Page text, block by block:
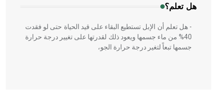
هل تعلم؟
- هل تعلم أن الإبل تستطيع البقاء على قيد الحياة حتى لو فقدت
40% من ماء جسمها ويعود ذلك لقدرتها على تغيير درجة حرارة
جسمها تبعاً لتغير درجة حرارة الجو،